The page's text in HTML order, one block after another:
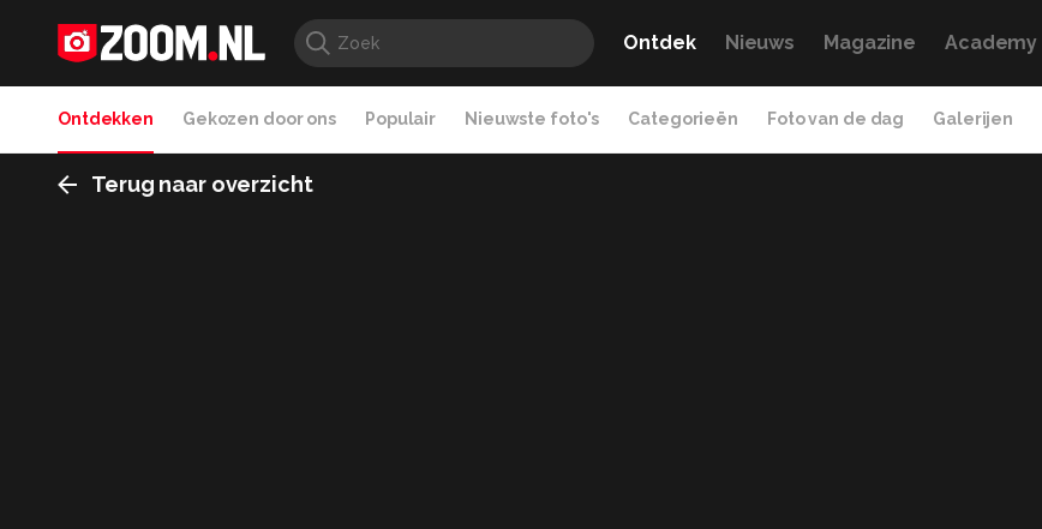
Ontdek Nieuws Magazine Academy
Ontdekken Gekozen door ons Populair Nieuwste foto's Categorieën Foto van de dag Galerijen
Terug naar overzicht